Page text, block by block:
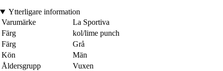
Ytterligare information
Varumärke
La Sportiva
Färg
kol/lime punch
Färg
Grå
Kön
Män
Åldersgrupp
Vuxen